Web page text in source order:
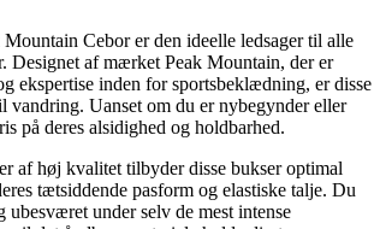
Mountain Cebor er den ideelle ledsager til alle
Designet af mærket Peak Mountain, der er
ekspertise inden for sportsbeklædning, er disse
vandring. Uanset om du er nybegynder eller
på deres alsidighed og holdbarhed.
af høj kvalitet tilbyder disse bukser optimal
tætsiddende pasform og elastiske talje. Du
under selv de mest intense